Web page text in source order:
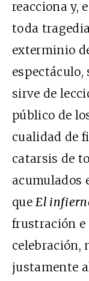
reacciona y,
toda
exterminio
sirve de
público de
cualidad de
catarsis de
acumulados
queEl
frustración e
celebración,
justamente